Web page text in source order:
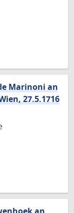
Marinoni an
27.5.1716